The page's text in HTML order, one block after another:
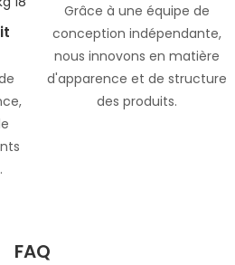
Grâce à une équipe de
conception indépendante,
nous innovons en matière
d'apparence et de structure
des produits.
FAQ